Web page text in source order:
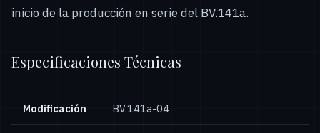
inicio de la producción en serie del BV.141a.
Especificaciones Técnicas
Modificación ВV.141a-04